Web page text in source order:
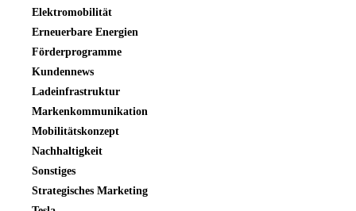
Elektromobilität
Erneuerbare Energien
Förderprogramme
Kundennews
Ladeinfrastruktur
Markenkommunikation
Mobilitätskonzept
Nachhaltigkeit
Sonstiges
Strategisches Marketing